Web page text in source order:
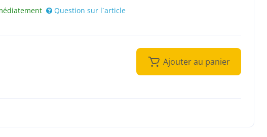
Question sur l`article
Ajouter au panier